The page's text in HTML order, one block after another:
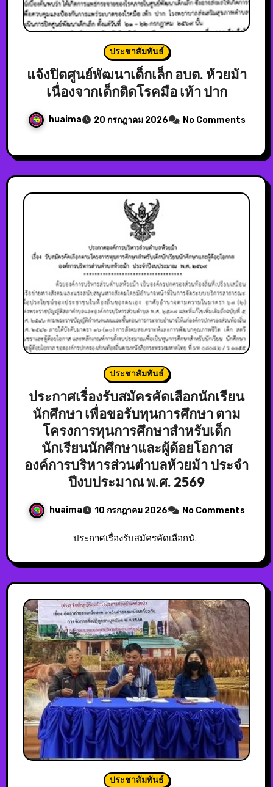
ประชาสัมพันธ์
แจ้งปิดศูนย์พัฒนาเด็กเล็ก อบต. ห้วยม้า
เนื่องจากเด็กติดโรคมือ เท้า ปาก
huaima 20 กรกฎาคม 2026 No Comments
ประชาสัมพันธ์
ประกาศเรื่องรับสมัครคัดเลือกนักเรียน
นักศึกษา เพื่อขอรับทุนการศึกษา ตาม
โครงการทุนการศึกษาสำหรับเด็ก
นักเรียนนักศึกษาและผู้ด้อยโอกาส
องค์การบริหารส่วนตำบลห้วยม้า ประจำ
ปีงบประมาณ พ.ศ. 2569
huaima 10 กรกฎาคม 2026 No Comments
ประกาศเรื่องรับสมัครคัดเลือกนั…
ประชาสัมพันธ์